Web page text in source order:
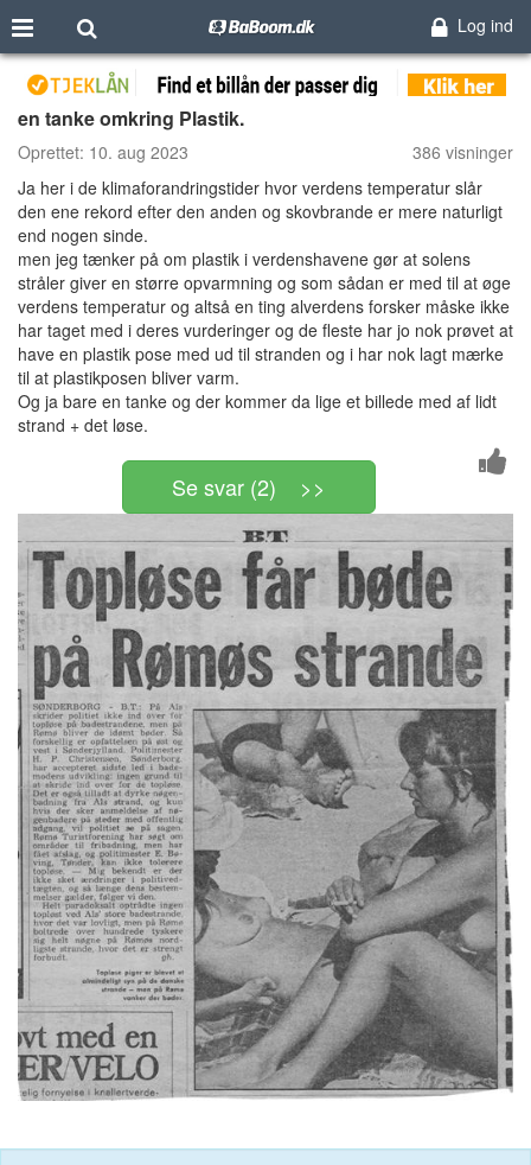
Log ind
en tanke omkring Plastik.
Oprettet: 10. aug 2023
386 visninger
Ja her i de klimaforandringstider hvor verdens temperatur slår
den ene rekord efter den anden og skovbrande er mere naturligt
end nogen sinde.
men jeg tænker på om plastik i verdenshavene gør at solens
stråler giver en større opvarmning og som sådan er med til at øge
verdens temperatur og altså en ting alverdens forsker måske ikke
har taget med i deres vurderinger og de fleste har jo nok prøvet at
have en plastik pose med ud til stranden og i har nok lagt mærke
til at plastikposen bliver varm.
Og ja bare en tanke og der kommer da lige et billede med af lidt
strand + det løse.
Se svar (2) >>